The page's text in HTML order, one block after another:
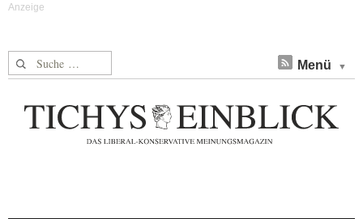
Suche nach: Menü